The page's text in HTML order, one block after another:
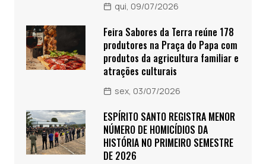
qui, 09/07/2026
Feira Sabores da Terra reúne 178
produtores na Praça do Papa com
produtos da agricultura familiar e
atrações culturais
sex, 03/07/2026
ESPÍRITO SANTO REGISTRA MENOR
NÚMERO DE HOMICÍDIOS DA
HISTÓRIA NO PRIMEIRO SEMESTRE
DE 2026